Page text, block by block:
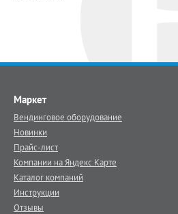
Маркет
Вендинговое оборудование
Новинки
Прайс-лист
Компании на Яндекс.Карте
Каталог компаний
Инструкции
Отзывы